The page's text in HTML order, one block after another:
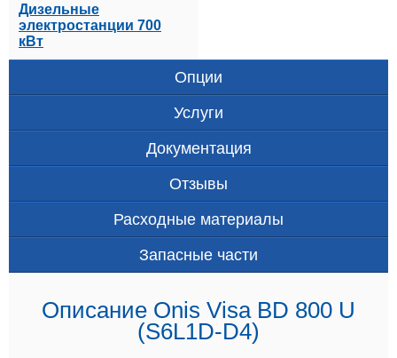
Дизельные
электростанции 700
кВт
Опции
Услуги
Документация
Отзывы
Расходные материалы
Запасные части
Описание Onis Visa BD 800 U
(S6L1D-D4)